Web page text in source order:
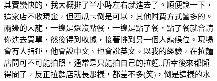
其實蠻快的，我大概排了半小時左右就進去了。順便說一下，
這家店不收現金，但西瓜卡倒是可以，其他附費方式蠻多的。
兩邊的人龍，一邊是還沒點餐，一邊是點了餐，點了餐就會請
你進去買單，然後得到收據，接著排到另一個人龍候位。現場
會有人指運，他會說中文、也會說英文。以我的經驗，在拉麵
店問可不可能拍照，通常是只能拍自己的拉麵..所幸後來都懶
得問了，反正拉麵店就長那樣，都差不多(笑)，倒是這樣的水